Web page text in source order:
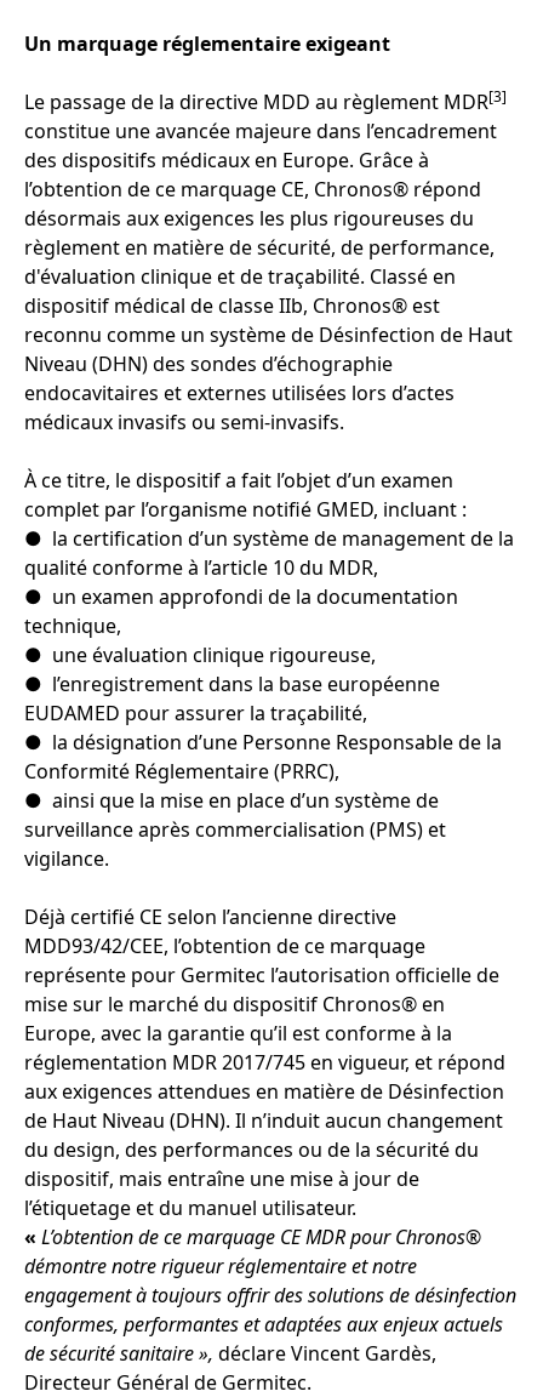
Un marquage réglementaire exigeant
Le passage de la directive MDD au règlement MDR[3]
constitue une avancée majeure dans l’encadrement
des dispositifs médicaux en Europe. Grâce à
l’obtention de ce marquage CE, Chronos® répond
désormais aux exigences les plus rigoureuses du
règlement en matière de sécurité, de performance,
d'évaluation clinique et de traçabilité. Classé en
dispositif médical de classe IIb, Chronos® est
reconnu comme un système de Désinfection de Haut
Niveau (DHN) des sondes d’échographie
endocavitaires et externes utilisées lors d’actes
médicaux invasifs ou semi-invasifs.
À ce titre, le dispositif a fait l’objet d’un examen
complet par l’organisme notifié GMED, incluant :
● la certification d’un système de management de la
qualité conforme à l’article 10 du MDR,
● un examen approfondi de la documentation
technique,
● une évaluation clinique rigoureuse,
● l’enregistrement dans la base européenne
EUDAMED pour assurer la traçabilité,
● la désignation d’une Personne Responsable de la
Conformité Réglementaire (PRRC),
● ainsi que la mise en place d’un système de
surveillance après commercialisation (PMS) et
vigilance.
Déjà certifié CE selon l’ancienne directive
MDD93/42/CEE, l’obtention de ce marquage
représente pour Germitec l’autorisation officielle de
mise sur le marché du dispositif Chronos® en
Europe, avec la garantie qu’il est conforme à la
réglementation MDR 2017/745 en vigueur, et répond
aux exigences attendues en matière de Désinfection
de Haut Niveau (DHN). Il n’induit aucun changement
du design, des performances ou de la sécurité du
dispositif, mais entraîne une mise à jour de
l’étiquetage et du manuel utilisateur.
« L’obtention de ce marquage CE MDR pour Chronos®
démontre notre rigueur réglementaire et notre
engagement à toujours offrir des solutions de désinfection
conformes, performantes et adaptées aux enjeux actuels
de sécurité sanitaire », déclare Vincent Gardès,
Directeur Général de Germitec.